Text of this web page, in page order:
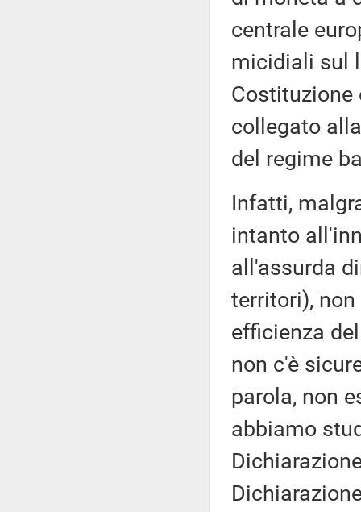
centrale
micidiali sul
Costituzione
collegato
del regime
Infatti,
intanto
all'assurda
territori),
efficienza
non c'è
parola, non
abbiamo